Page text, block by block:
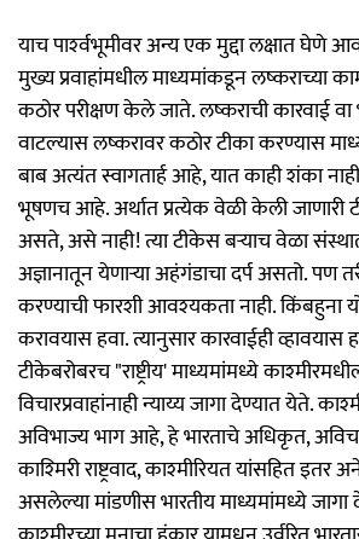
याच पार्श्‍वभूमीवर अन्य एक मुद्दा लक्षात
मुख्य प्रवाहांमधील माध्यमांकडून लष्कराच्या
कठोर परीक्षण केले जाते. लष्कराची कारवाई
वाटल्यास लष्करावर कठोर टीका करण्यास
बाब अत्यंत स्वागतार्ह आहे, यात काही शंका
भूषणच आहे. अर्थात प्रत्येक वेळी केली जाणारी
असते, असे नाही! त्या टीकेस बऱ्याच वेळा
अज्ञानातून येणाऱ्या अहंगंडाचा दर्प असतो. पण
करण्याची फारशी आवश्‍यकता नाही. किंबहुना
करावयास हवा. त्यानुसार कारवाईही व्हावयास
टीकेबरोबरच "राष्ट्रीय' माध्यमांमध्ये
विचारप्रवाहांनाही न्याय्य जागा देण्यात येते.
अविभाज्य भाग आहे, हे भारताचे अधिकृत,
काश्‍मिरी राष्ट्रवाद, काश्‍मीरियत यांसहित इतर
असलेल्या मांडणीस भारतीय माध्यमांमध्ये